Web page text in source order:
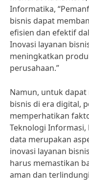
Informatika,
bisnis dapat
efisien dan efektif
Inovasi layanan
meningkatkan
perusahaan.”
Namun, untuk dapat
bisnis di era digital,
memperhatikan
Teknologi Informasi,
data merupakan
inovasi layanan
harus memastikan
aman dan